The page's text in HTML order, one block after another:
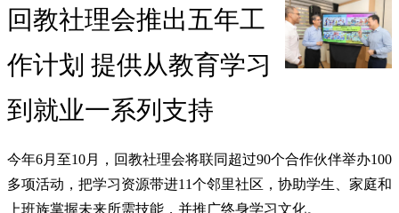
回教社理会推出五年工
作计划 提供从教育学习
到就业一系列支持
今年6月至10月，回教社理会将联同超过90个合作伙伴举办100
多项活动，把学习资源带进11个邻里社区，协助学生、家庭和
上班族掌握未来所需技能，并推广终身学习文化。